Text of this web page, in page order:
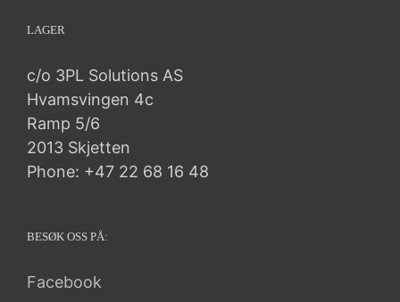
LAGER
c/o 3PL Solutions AS
Hvamsvingen 4c
Ramp 5/6
2013 Skjetten
Phone: +47 22 68 16 48
BESØK OSS PÅ:
Facebook